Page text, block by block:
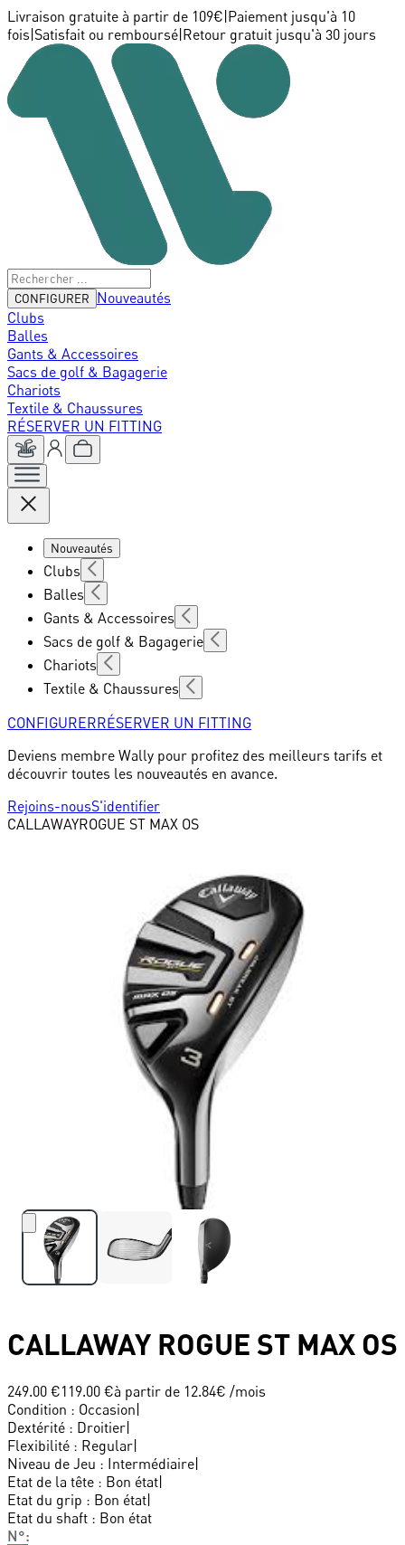
Livraison gratuite à partir de 109€ Paiement jusqu'à 10
fois Satisfait ou remboursé Retour gratuit jusqu'à 30 jours
CONFIGURER
Nouveautés
Clubs
Balles
Gants & Accessoires
Sacs de golf & Bagagerie
Chariots
Textile & Chaussures
RÉSERVER UN FITTING
Nouveautés
Clubs
Balles
Gants & Accessoires
Sacs de golf & Bagagerie
Chariots
Textile & Chaussures
CONFIGURERRÉSERVER UN FITTING
Deviens membre Wally pour profitez des meilleurs tarifs et
découvrir toutes les nouveautés en avance.
Rejoins-nousS'identifier
CALLAWAYROGUE ST MAX OS
CALLAWAY ROGUE ST MAX OS
249.00 €119.00 €à partir de 12.84€ /mois
Condition : Occasion|
Dextérité : Droitier|
Flexibilité : Regular|
Niveau de Jeu : Intermédiaire|
Etat de la tête : Bon état|
Etat du grip : Bon état|
Etat du shaft : Bon état
N°: